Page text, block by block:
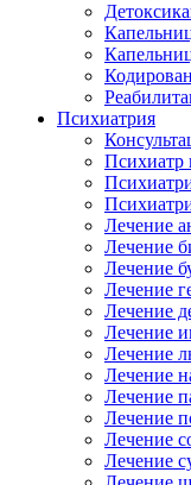
Психиатрия
Психиатр
Лечение
Лечение
Лечение
Лечение
Лечение
Лечение
Лечение
Лечение
Лечение
Лечение
Лечение
Лечение